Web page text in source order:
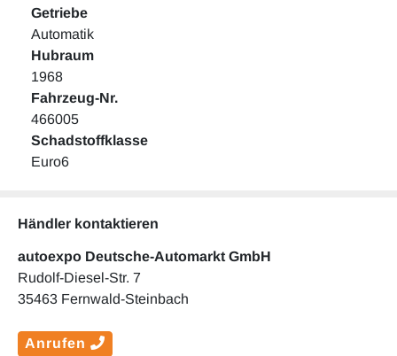
Getriebe
Automatik
Hubraum
1968
Fahrzeug-Nr.
466005
Schadstoffklasse
Euro6
Händler kontaktieren
autoexpo Deutsche-Automarkt GmbH
Rudolf-Diesel-Str. 7
35463 Fernwald-Steinbach
Anrufen